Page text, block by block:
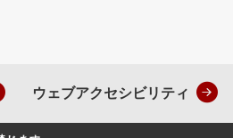
ウェブアクセシビリティ